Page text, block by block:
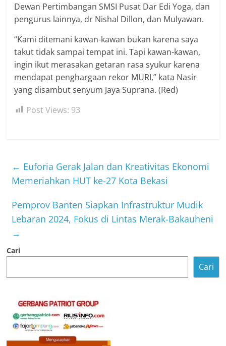
Dewan Pertimbangan SMSI Pusat Dar Edi Yoga, dan
pengurus lainnya, dr Nishal Dillon, dan Mulyawan.
“Kami ditemani kawan-kawan bukan karena saya
takut tidak sampai tempat ini. Tapi kawan-kawan,
ingin ikut merasakan getaran rasa syukur karena
mendapat penghargaan rekor MURI,” kata Nasir
yang disambut senyum Jaya Suprana. (Red)
Post Views: 93
← Euforia Gerak Jalan dan Kreativitas Ekonomi
Memeriahkan HUT ke-27 Kota Bekasi
Pemprov Banten Siapkan Infrastruktur Mudik
Lebaran 2024, Fokus di Lintas Merak-Bakauheni
→
Cari
Cari